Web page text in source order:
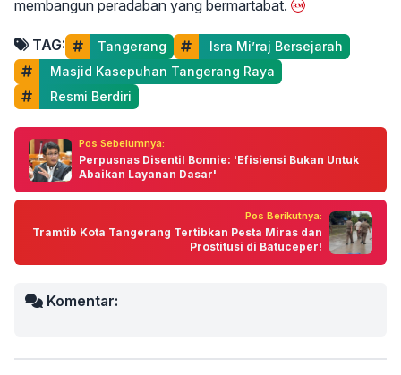
membangun peradaban yang bermartabat.
TAG: Tangerang
Isra Mi’raj Bersejarah
Masjid Kasepuhan Tangerang Raya
Resmi Berdiri
Pos Sebelumnya:
Perpusnas Disentil Bonnie: 'Efisiensi Bukan Untuk
Abaikan Layanan Dasar'
Pos Berikutnya:
Tramtib Kota Tangerang Tertibkan Pesta Miras dan
Prostitusi di Batuceper!
Komentar: